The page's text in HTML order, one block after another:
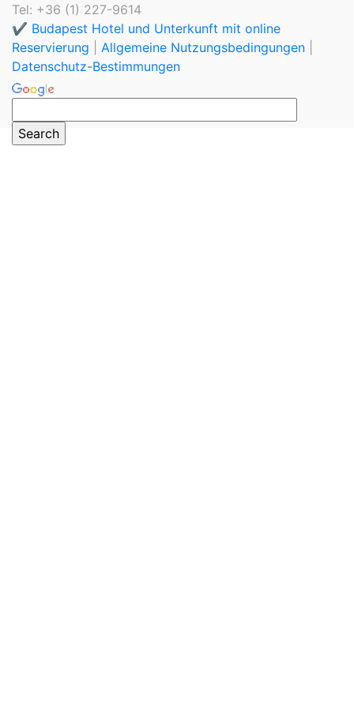
Tel: +36 (1) 227-9614
✔️ Budapest Hotel und Unterkunft mit online
Reservierung
Allgemeine Nutzungsbedingungen
Datenschutz-Bestimmungen